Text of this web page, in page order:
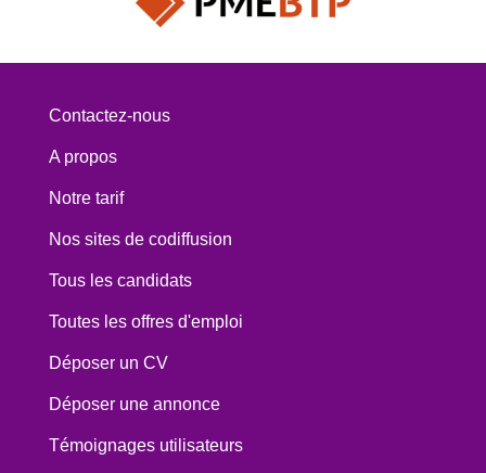
Contactez-nous
A propos
Notre tarif
Nos sites de codiffusion
Tous les candidats
Toutes les offres d'emploi
Déposer un CV
Déposer une annonce
Témoignages utilisateurs